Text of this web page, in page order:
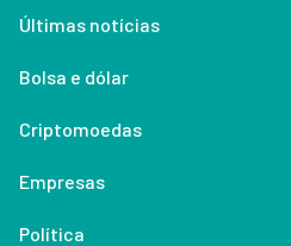
Últimas notícias
Bolsa e dólar
Criptomoedas
Empresas
Política